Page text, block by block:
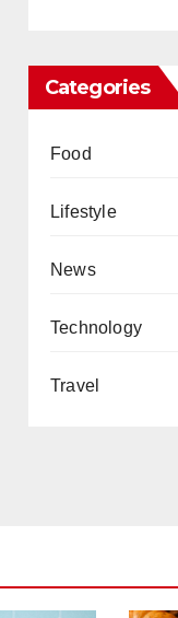
Categories
Food
Lifestyle
News
Technology
Travel